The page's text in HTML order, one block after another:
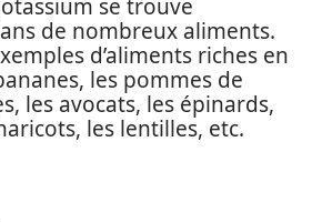
se trouve
de nombreux aliments.
d’aliments riches en
les pommes de
les avocats, les épinards,
les lentilles, etc.